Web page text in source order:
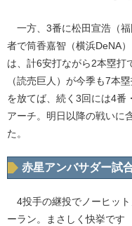
一方、3番に松田宣浩（
者で筒香嘉智（横浜DeNA
は、計6安打ながら2本塁打
（読売巨人）が今季も7本
を放てば、続く3回には4番
アーチ。明日以降の戦いに
た。
赤星アンバサダー試
4投手の継投でノーヒット
ーラン。まさしく快挙です